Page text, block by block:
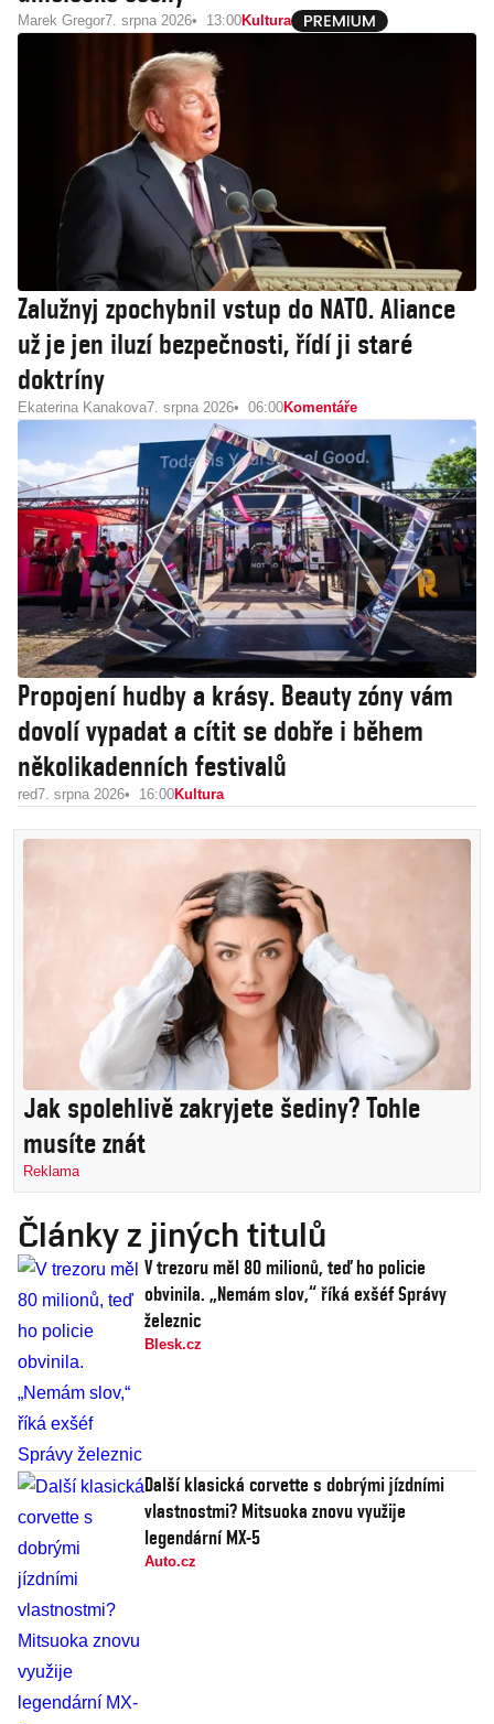
Marek Gregor7. srpna 2026 13:00Kultura
Zalužnyj zpochybnil vstup do NATO. Aliance
už je jen iluzí bezpečnosti, řídí ji staré
doktríny
Ekaterina Kanakova7. srpna 2026 06:00Komentáře
Propojení hudby a krásy. Beauty zóny vám
dovolí vypadat a cítit se dobře i během
několikadenních festivalů
red7. srpna 2026 16:00Kultura
Jak spolehlivě zakryjete šediny? Tohle
musíte znát
Reklama
Články z jiných titulů
V trezoru měl 80 milionů, teď ho policie
obvinila. „Nemám slov,“ říká exšéf Správy
železnic
Blesk.cz
Další klasická corvette s dobrými jízdními
vlastnostmi? Mitsuoka znovu využije
legendární MX-5
Auto.cz